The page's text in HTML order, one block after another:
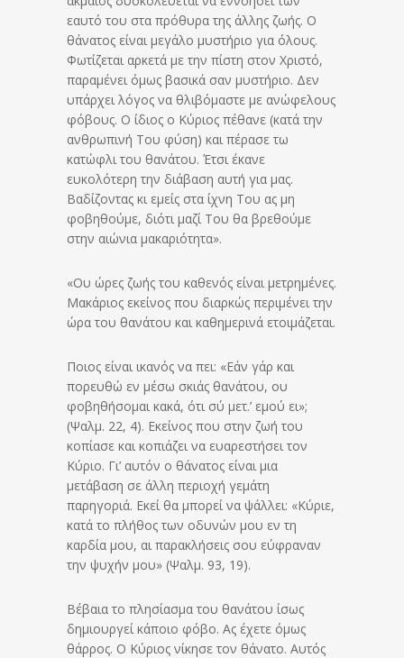
εαυτό του στα πρόθυρα της άλλης ζωής. Ο
θάνατος είναι μεγάλο μυστήριο για όλους.
Φωτίζεται αρκετά με την πίστη στον Χριστό,
παραμένει όμως βασικά σαν μυστήριο. Δεν
υπάρχει λόγος να θλιβόμαστε με ανώφελους
φόβους. Ο ίδιος ο Κύριος πέθανε (κατά την
ανθρωπινή Του φύση) και πέρασε τω
κατώφλι του θανάτου. Έτσι έκανε
ευκολότερη την διάβαση αυτή για μας.
Βαδίζοντας κι εμείς στα ίχνη Του ας μη
φοβηθούμε, διότι μαζί Του θα βρεθούμε
στην αιώνια μακαριότητα».
«Ου ώρες ζωής του καθενός είναι μετρημένες.
Μακάριος εκείνος που διαρκώς περιμένει την
ώρα του θανάτου και καθημερινά ετοιμάζεται.
Ποιος είναι ικανός να πει: «Εάν γάρ και
πορευθώ εν μέσω σκιάς θανάτου, ου
φοβηθήσομαι κακά, ότι σύ μετ.’ εμού ει»;
(Ψαλμ. 22, 4). Εκείνος που στην ζωή του
κοπίασε και κοπιάζει να ευαρεστήσει τον
Κύριο. Γι’ αυτόν ο θάνατος είναι μια
μετάβαση σε άλλη περιοχή γεμάτη
παρηγοριά. Εκεί θα μπορεί να ψάλλει: «Κύριε,
κατά το πλήθος των οδυνών μου εν τη
καρδία μου, αι παρακλήσεις σου εύφραναν
την ψυχήν μου» (Ψαλμ. 93, 19).
Βέβαια το πλησίασμα του θανάτου ίσως
δημιουργεί κάποιο φόβο. Ας έχετε όμως
θάρρος. Ο Κύριος νίκησε τον θάνατο. Αυτός